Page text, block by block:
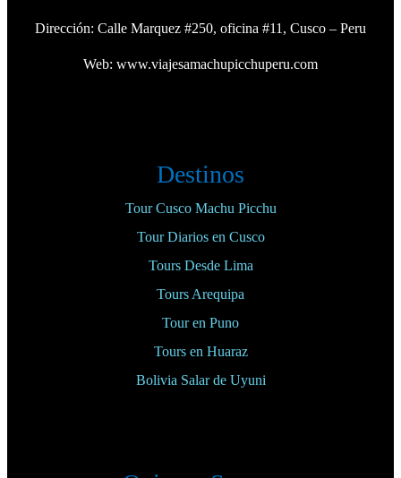
Dirección: Calle Marquez #250, oficina #11, Cusco – Peru
Web: www.viajesamachupicchuperu.com
Destinos
Tour Cusco Machu Picchu
Tour Diarios en Cusco
Tours Desde Lima
Tours Arequipa
Tour en Puno
Tours en Huaraz
Bolivia Salar de Uyuni